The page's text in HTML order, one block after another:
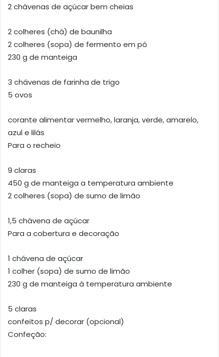
2 chávenas de açúcar bem cheias
2 colheres (chá) de baunilha
2 colheres (sopa) de fermento em pó
230 g de manteiga
3 chávenas de farinha de trigo
5 ovos
corante alimentar vermelho, laranja, verde, amarelo,
azul e lilás
Para o recheio
9 claras
450 g de manteiga a temperatura ambiente
2 colheres (sopa) de sumo de limão
1,5 chávena de açúcar
Para a cobertura e decoração
1 chávena de açúcar
1 colher (sopa) de sumo de limão
230 g de manteiga à temperatura ambiente
5 claras
confeitos p/ decorar (opcional)
Confeção: